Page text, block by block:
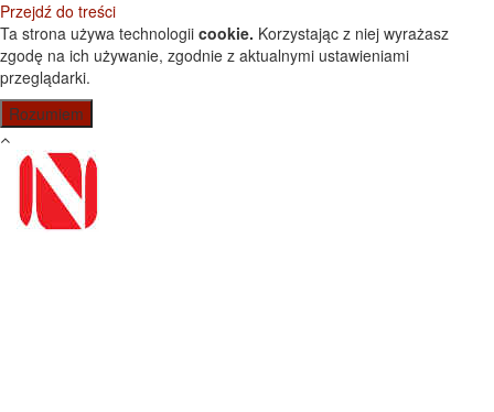
Przejdź do treści
Ta strona używa technologii cookie. Korzystając z niej wyrażasz
zgodę na ich używanie, zgodnie z aktualnymi ustawieniami
przeglądarki.